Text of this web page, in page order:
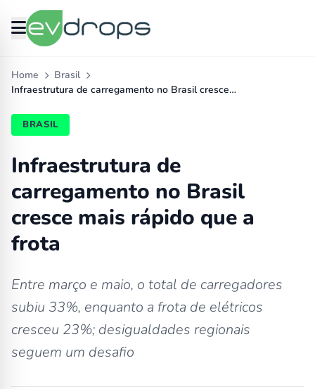
Home
Brasil
Infraestrutura de carregamento no Brasil cresce…
BRASIL
Infraestrutura de
carregamento no Brasil
cresce mais rápido que a
frota
Entre março e maio, o total de carregadores
subiu 33%, enquanto a frota de elétricos
cresceu 23%; desigualdades regionais
seguem um desafio